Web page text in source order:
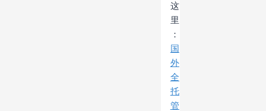
这
里
：
国
外
全
托
管